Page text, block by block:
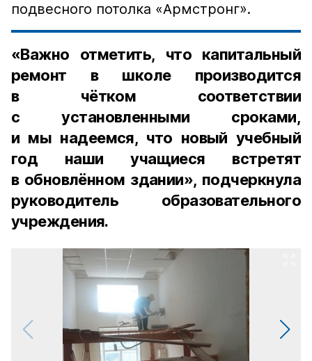
подвесного потолка «Армстронг».
«Важно отметить, что капитальный
ремонт в школе производится
в чётком соответствии
с установленными сроками,
и мы надеемся, что новый учебный
год наши учащиеся встретят
в обновлённом здании», подчеркнула
руководитель образовательного
учреждения.